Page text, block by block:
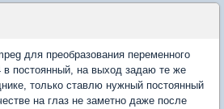
для преобразования переменного
постоянный, на выход задаю те же
только ставлю нужный постоянный
на глаз не заметно даже после